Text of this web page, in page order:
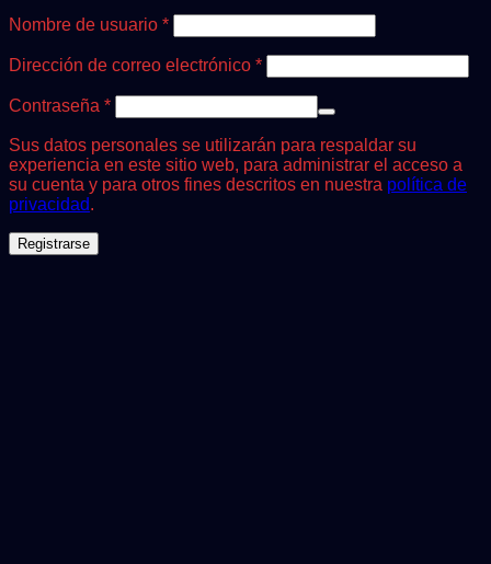
Nombre de usuario *Obligatorio
Dirección de correo electrónico *Obligatorio
Contraseña *Obligatorio
Sus datos personales se utilizarán para respaldar su
experiencia en este sitio web, para administrar el acceso a
su cuenta y para otros fines descritos en nuestra política de
privacidad.
Registrarse